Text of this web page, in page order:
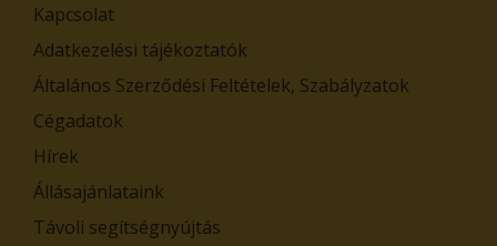
Kapcsolat
Adatkezelési tájékoztatók
Általános Szerződési Feltételek, Szabályzatok
Cégadatok
Hírek
Állásajánlataink
Távoli segítségnyújtás